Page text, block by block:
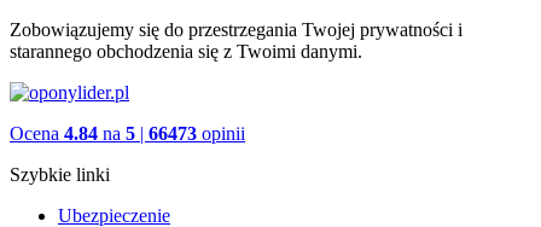
Zobowiązujemy się do przestrzegania Twojej prywatności i
starannego obchodzenia się z Twoimi danymi.
Ocena 4.84 na 5 | 66473 opinii
Szybkie linki
Ubezpieczenie